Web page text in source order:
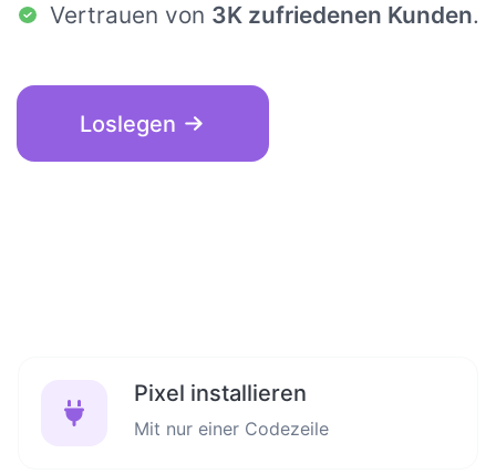
Vertrauen von 3K zufriedenen Kunden.
Loslegen
Pixel installieren
Mit nur einer Codezeile